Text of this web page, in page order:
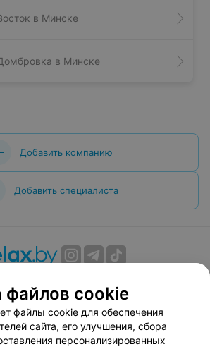
в Минске
в Минске
Добавить компанию
Добавить специалиста
договор
Способы оплаты
по использованию сервиса
«Афиша»
соглашение
файлов cookie
файлы cookie для обеспечения
сайта, его улучшения, сбора
персонализированных